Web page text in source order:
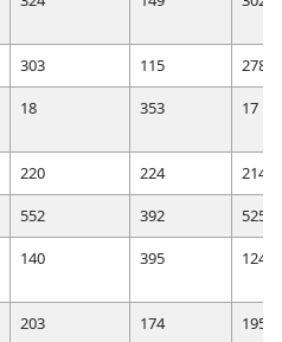
303 115
278
18 353 17
220 224
214
552 392
525
140 395 124
203 174
195